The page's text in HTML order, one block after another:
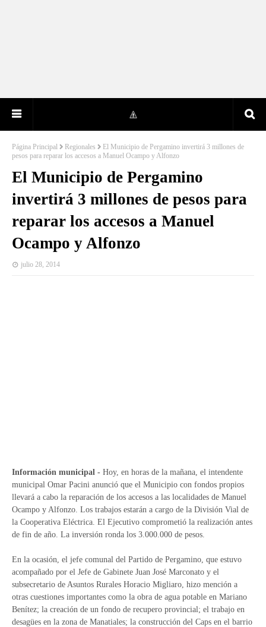
Página Principal Regionales
El Municipio de Pergamino invertirá 3 millones de
pesos para reparar los accesos a Manuel Ocampo y Alfonzo
El Municipio de Pergamino
invertirá 3 millones de pesos para
reparar los accesos a Manuel
Ocampo y Alfonzo
julio 28, 2014
Información municipal - Hoy, en horas de la mañana, el intendente
municipal Omar Pacini anunció que el Municipio con fondos propios
llevará a cabo la reparación de los accesos a las localidades de Manuel
Ocampo y Alfonzo. Los trabajos estarán a cargo de la División Vial de
la Cooperativa Eléctrica. El Ejecutivo comprometió la realización antes
de fin de año. La inversión ronda los 3.000.000 de pesos.
En la ocasión, el jefe comunal del Partido de Pergamino, que estuvo
acompañado por el Jefe de Gabinete Juan José Marconato y el
subsecretario de Asuntos Rurales Horacio Migliaro, hizo mención a
otras cuestiones importantes como la obra de agua potable en Mariano
Benítez; la creación de un fondo de recupero provincial; el trabajo en
desagües en la zona de Manatiales; la construcción del Caps en el barrio